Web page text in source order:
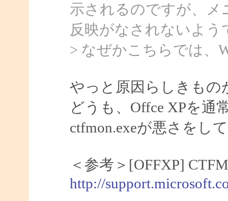
示されるのですが、メ
反映がなされないよう
> なぜかこちらでは、
やっと原因らしきもの
どうも、Offce XPを通
ctfmon.exeが悪さをし
＜参考＞[OFFXP]
http://